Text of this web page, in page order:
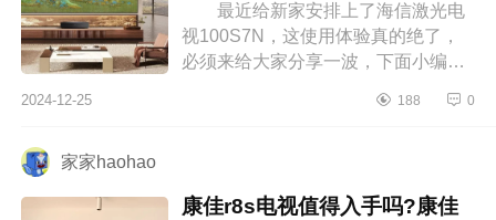
最近给新家安排上了海信激光电
视100S7N，这使用体验真的绝了，
必须来给大家分享一波，下面小编为
激光电视s7n质量怎么样 海信激光
2024-12-25 188 0
家家haohao
康佳r8s电视值得入手吗?康佳